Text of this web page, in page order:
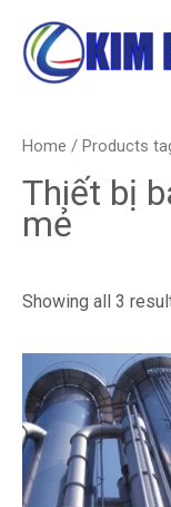
content
Home / Products
Thiết bị
mẻ
Showing all 3